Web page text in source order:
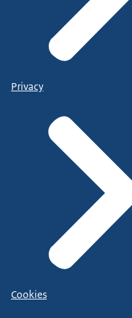
Privacy
Cookies